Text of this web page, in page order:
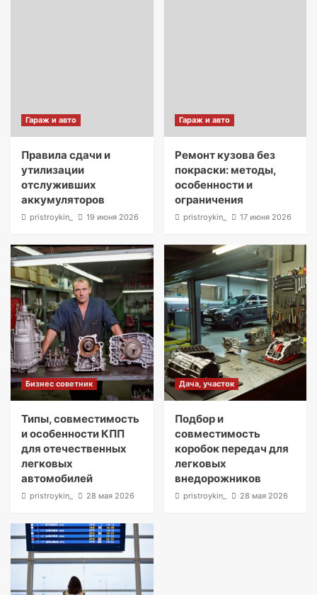
Гараж и авто
Правила сдачи и
утилизации
отслуживших
аккумуляторов
pristroykin_ 19 июня 2026
Гараж и авто
Ремонт кузова без
покраски: методы,
особенности и
ограничения
pristroykin_ 17 июня 2026
Бизнес советник
Типы, совместимость
и особенности КПП
для отечественных
легковых
автомобилей
pristroykin_ 28 мая 2026
Дача, участок
Подбор и
совместимость
коробок передач для
легковых
внедорожников
pristroykin_ 28 мая 2026